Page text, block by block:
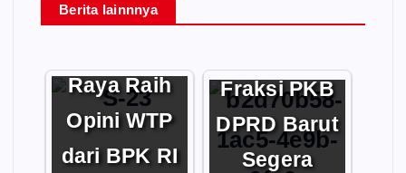
Berita lainnnya
Pemkab
Raya Raih
Opini WTP
dari BPK RI
Pemkab
Fraksi PKB
DPRD Barut
Segera